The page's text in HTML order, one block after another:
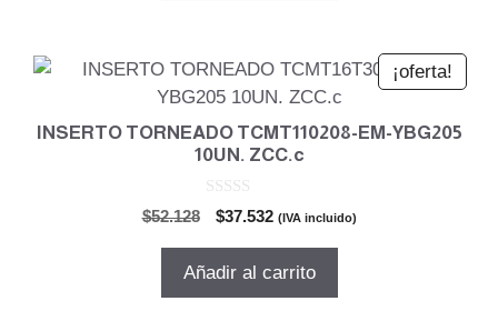
¡oferta!
INSERTO TORNEADO TCMT110208-EM-YBG205
10UN. ZCC.c
$52.128
El
original
$37.532El
actual
(IVA incluido)
Añadir al carrito